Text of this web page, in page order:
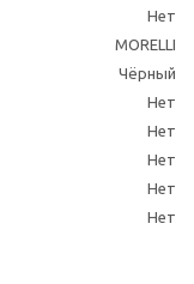
Нет
MORELLI
Чёрный
Нет
Нет
Нет
Нет
Нет